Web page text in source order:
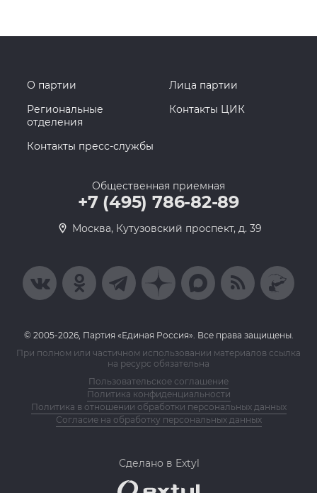
О партии
Лица партии
Региональные
отделения
Контакты ЦИК
Контакты пресс-службы
Общественная приемная
+7 (495) 786-82-89
Москва, Кутузовский проспект, д. 39
© 2005-2026, Партия «Единая Россия». Все права защищены.
При полном или частичном использовании материалов ссылка
на ресурс обязательна
Пользовательское соглашение
Политика конфиденциальности
Политика в отношении обработки персональных данных
Согласие на обработку персональных данных
Сделано в Extyl